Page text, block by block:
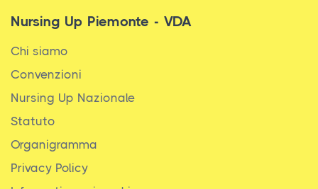
Nursing Up Piemonte - VDA
Chi siamo
Convenzioni
Nursing Up Nazionale
Statuto
Organigramma
Privacy Policy